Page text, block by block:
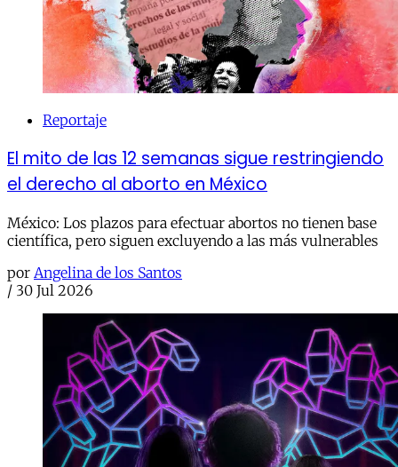
Reportaje
El mito de las 12 semanas sigue restringiendo
el derecho al aborto en México
México: Los plazos para efectuar abortos no tienen base
científica, pero siguen excluyendo a las más vulnerables
por Angelina de los Santos
/ 30 Jul 2026